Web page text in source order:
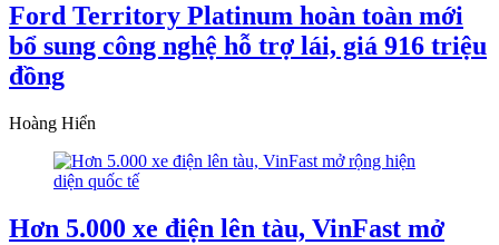
Ford Territory Platinum hoàn toàn mới
bổ sung công nghệ hỗ trợ lái, giá 916 triệu
đồng
Hoàng Hiển
Hơn 5.000 xe điện lên tàu, VinFast mở